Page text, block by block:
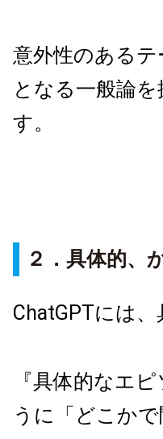
意外性のある
となる一般論
す。
２．具体的、
ChatGPTには
『具体的なエ
うに「どこか